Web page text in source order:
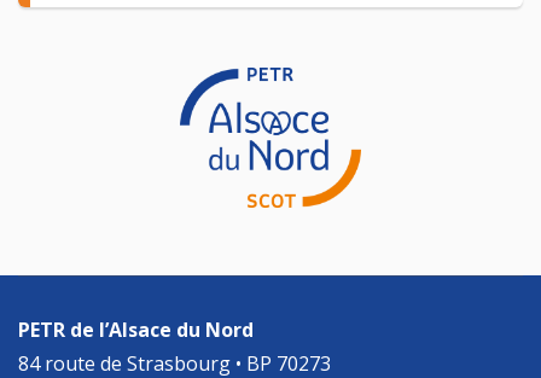
PETR de l’Alsace du Nord
84 route de Strasbourg • BP 70273